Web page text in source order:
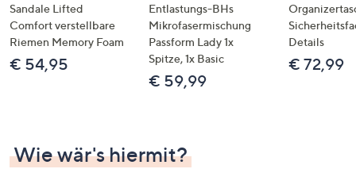
Sandale Lifted
Comfort verstellbare
Riemen Memory Foam
€ 54,95
Entlastungs-BHs
Mikrofasermischung
Passform Lady 1x
Spitze, 1x Basic
€ 59,99
Details
€ 72,99
Wie wär's hiermit?